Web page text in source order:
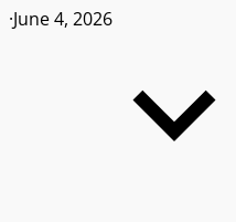
·June 4, 2026